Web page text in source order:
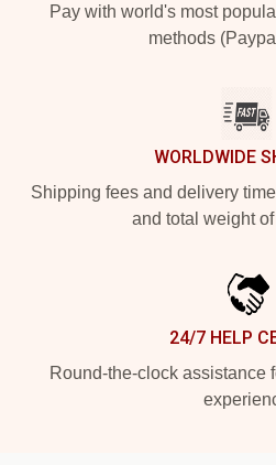
Pay with world's most
methods
WORLDWIDE
Shipping fees and delivery
and total weight
24/7 HELP
Round-the-clock assistance